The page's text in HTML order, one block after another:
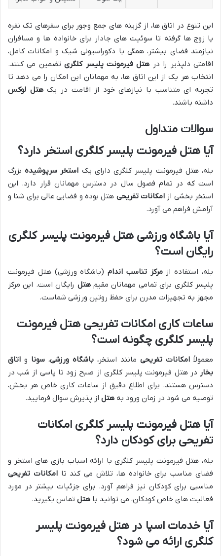
این تنوع در اتاق ها، از گزینه های جمع وجور برای سفرهای تک نفره
یا زوج ها گرفته تا سوئیت های جادار برای خانواده ها و مسافران
نیازمند فضای بیشتر، همگی با دکوراسیونی شیک و امکانات کامل،
اقامتی دلپذیر را در هتل فیرمونت پلیسر کلگریتضمین می کنند.
انتخاب هر یک از این اتاق ها، به مهمانان این امکان را می دهد تا
تجربه ای متناسب با نیازهای خود از اقامت در یکهتل لوکس
داشته باشند.
سوالات متداول
آیا هتل فیرمونت پلیسر کلگری استخر دارد؟
بله، هتل فیرمونت پلیسر کلگری دارای یک استخر سرپوشیدهبزرگ
است که در تمام فصول سال در دسترس مهمانان قرار دارد. این
استخر بخشی از امکانات تفریحی هتل بوده و فضایی عالی برای شنا و
آرامش فراهم می آورد.
آیا باشگاه ورزشی هتل فیرمونت پلیسر کلگری
رایگان است؟
بله، استفاده ازمرکز تناسب اندام(باشگاه ورزشی) هتل فیرمونت
پلیسر کلگری برای تمامی مهمانان مقیمهتل رایگان است. این مرکز
مجهز به تجهیزات مدرن برای حفظ روتین ورزشی شماست.
ساعات کاری امکانات تفریحی هتل فیرمونت
پلیسر کلگری چگونه است؟
معمولاً امکانات تفریحی مانند استخر، باشگاه ورزشی، سونا و اتاق
بخار در هتل فیرمونت پلیسر کلگری از صبح زود تا پاسی از شب در
دسترس هستند. برای اطلاع دقیق از ساعات کاری خاص هر بخش،
توصیه می شود در زمان ورود به هتل از پذیرش سوال فرمایید.
آیا هتل فیرمونت پلیسر کلگری امکانات
تفریحی برای کودکان دارد؟
بله، هتل فیرمونت پلیسر کلگری با ارائه اسباب بازی های استخر و
فضای مناسب برای خانواده ها، تلاش می کند تاامکانات تفریحی
مناسبی برای کودکان نیز فراهم آورد. برای جزئیات بیشتر در مورد
فعالیت های خاص کودکان، می توانید با هتل تماس بگیرید.
آیا خدمات اسپا در هتل فیرمونت پلیسر
کلگری ارائه می شود؟